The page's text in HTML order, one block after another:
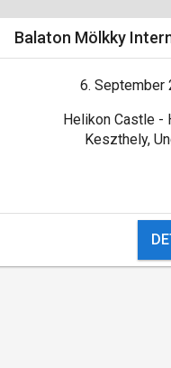
Balaton Mölkky
6. September
Helikon Castle -
Keszthely,